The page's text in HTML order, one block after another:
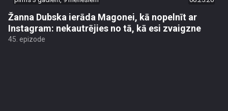
Žanna Dubska ierāda Magonei, kā nopelnīt ar
Instagram: nekautrējies no tā, kā esi zvaigzne
45. epizode